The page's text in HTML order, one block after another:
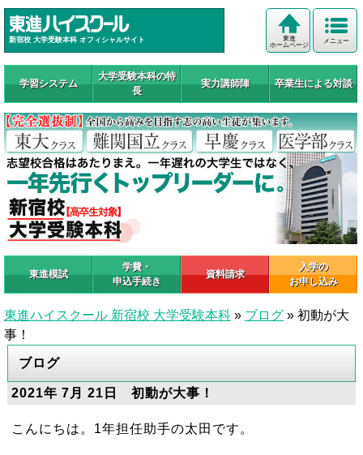
新宿校 大学受験本科 オフィシャルサイト メニュー
東進
ホームページ
学習システム
大学受験本科の特
長
実力講師陣 卒業生による対談
東進模試
学費・
申込手続き
資料請求
入学の
お申し込み
東進ハイスクール 新宿校 大学受験本科 » ブログ » 初動が大
事！
ブログ
2021年 7月 21日 初動が大事！
こんにちは。1年担任助手の太田です。